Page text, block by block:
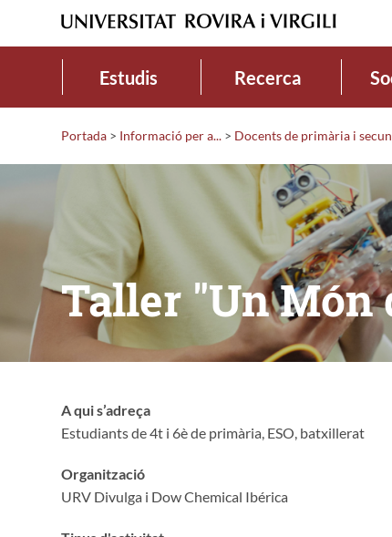
Estudis Recerca
Portada > Informació per a... > Docents de primària i
Taller "Un Món
A qui s’adreça
Estudiants de 4t i 6è de primària, ESO, batxillerat
Organització
URV Divulga i Dow Chemical Ibérica